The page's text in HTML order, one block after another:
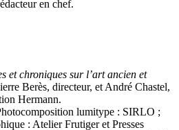
en chef.
et chroniques sur l’art ancien et
Berès, directeur, et André Chastel,
Hermann.
lumitype : SIRLO ;
: Atelier Frutiger et Presses